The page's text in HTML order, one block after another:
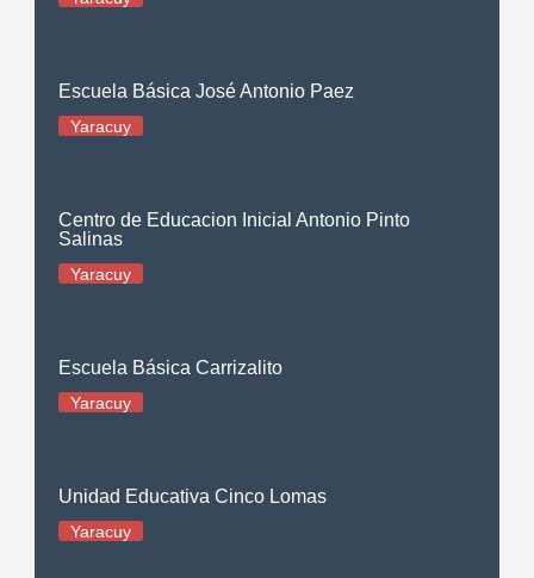
Escuela Básica José Antonio Paez
Yaracuy
Centro de Educacion Inicial Antonio Pinto
Salinas
Yaracuy
Escuela Básica Carrizalito
Yaracuy
Unidad Educativa Cinco Lomas
Yaracuy